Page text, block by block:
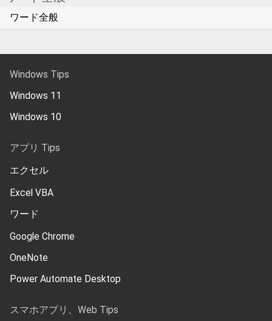
ワード全般
Windows Tips
Windows 11
Windows 10
アプリ Tips
エクセル
Excel VBA
ワード
Google Chrome
OneNote
Power Automate Desktop
スマホアプリ、Web Tips